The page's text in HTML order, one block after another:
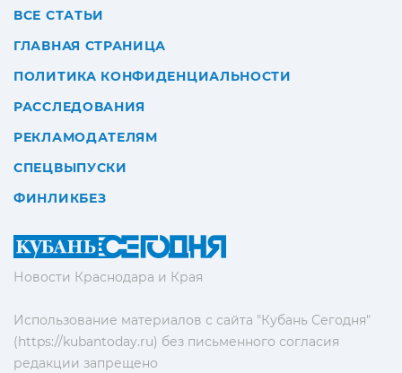
Новости Краснодара и Края
Использование материалов с сайта "Кубань Сегодня"
(https://kubantoday.ru) без письменного согласия
редакции запрещено
ВСЕ СТАТЬИ
ГЛАВНАЯ СТРАНИЦА
ПОЛИТИКА КОНФИДЕНЦИАЛЬНОСТИ
РАССЛЕДОВАНИЯ
РЕКЛАМОДАТЕЛЯМ
СПЕЦВЫПУСКИ
ФИНЛИКБЕЗ